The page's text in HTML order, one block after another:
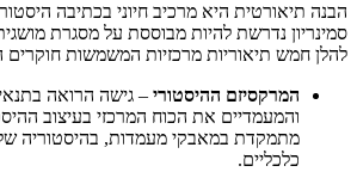
הבנה תיאורטית היא מרכיב חיוני בכתיבה
סמינריון נדרשת להיות מבוססת על מסגרת
להלן חמש תיאוריות מרכזיות המשמשות חוקרים
המרקסיזם ההיסטורי – גישה הרואה
והמעמדיים את הכוח המרכזי בעיצוב
מתמקדת במאבקי מעמדות, בהיסטוריה של
כלכליים.